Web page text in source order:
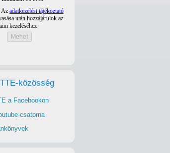
TTE-közösség
a Facebookon
csatorna